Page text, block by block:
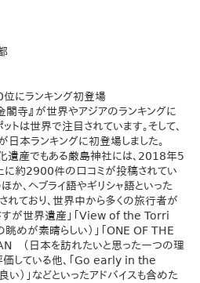
位にランキング初登場
閣寺』が世界やアジアのランキングに
トは世界で注目されています。そして、
日本ランキングに初登場しました。
産でもある厳島神社には、2018年5
に約2900件の口コミが投稿されてい
か、ヘブライ語やギリシャ語といった
れており、世界中から多くの旅行者が
すが世界遺産」「View of the Torri
が素晴らしい）」「ONE OF THE
（日本を訪れたいと思った一つの理
価している他、「Go early in the
」などといったアドバイスも含めた